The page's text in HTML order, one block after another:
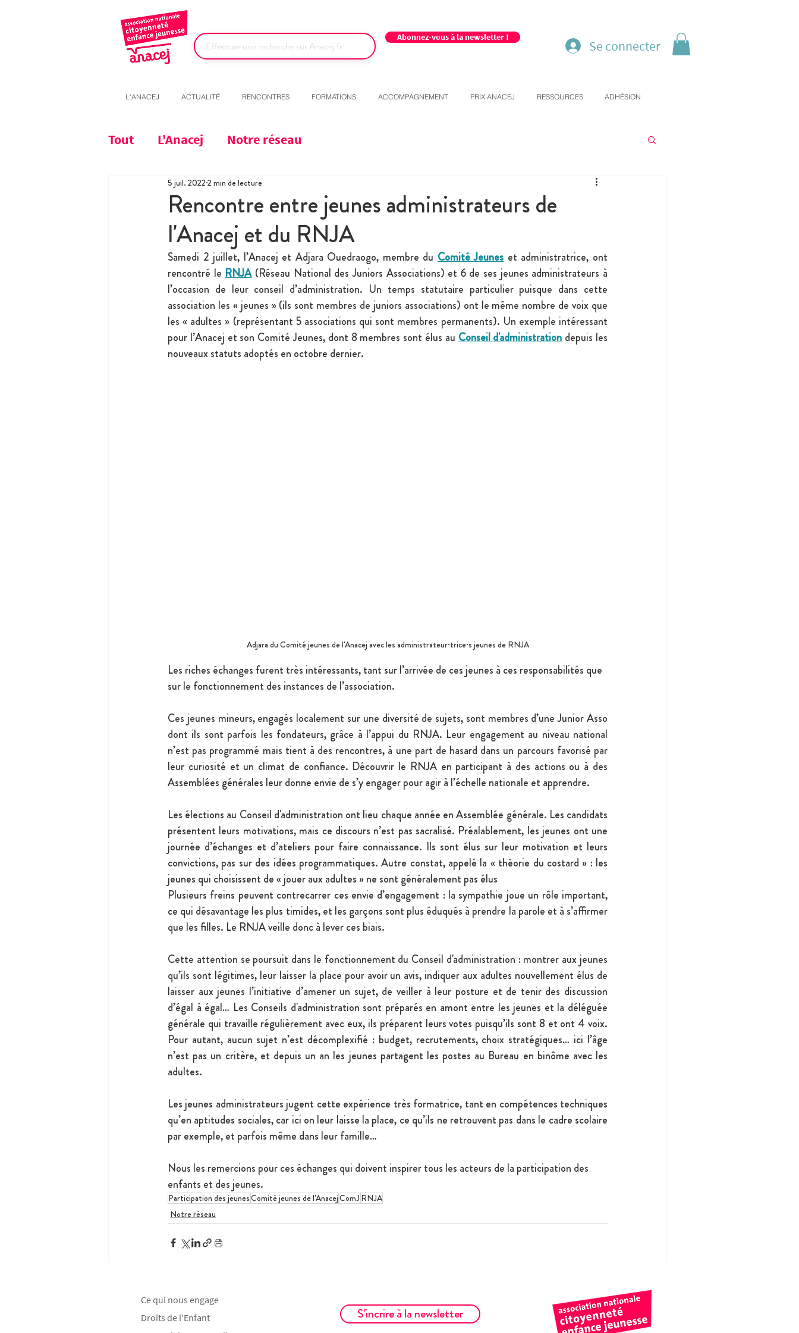
Abonnez-vous à la newsletter !
Se connecter
L'ANACEJ ACTUALITÉ RENCONTRES FORMATIONS ACCOMPAGNEMENT PRIX ANACEJ RESSOURCES ADHÉSION
Tout L'Anacej Notre réseau
Rencontre entre jeunes administrateurs de
l'Anacej et du RNJA
5 juil. 2022 2 min de lecture
Samedi 2 juillet, l’Anacej et Adjara Ouedraogo, membre du Comité Jeunes et administratrice, ont
rencontré le RNJA (Réseau National des Juniors Associations) et 6 de ses jeunes administrateurs à
l’occasion de leur conseil d’administration. Un temps statutaire particulier puisque dans cette
association les « jeunes » (ils sont membres de juniors associations) ont le même nombre de voix que
les « adultes » (représentant 5 associations qui sont membres permanents). Un exemple intéressant
pour l’Anacej et son Comité Jeunes, dont 8 membres sont élus au Conseil d'administration depuis les
nouveaux statuts adoptés en octobre dernier.
Adjara du Comité jeunes de l'Anacej avec les administrateur·trice·s jeunes de RNJA
Les riches échanges furent très intéressants, tant sur l’arrivée de ces jeunes à ces responsabilités que
sur le fonctionnement des instances de l’association.
Ces jeunes mineurs, engagés localement sur une diversité de sujets, sont membres d’une Junior Asso
dont ils sont parfois les fondateurs, grâce à l’appui du RNJA. Leur engagement au niveau national
n’est pas programmé mais tient à des rencontres, à une part de hasard dans un parcours favorisé par
leur curiosité et un climat de confiance. Découvrir le RNJA en participant à des actions ou à des
Assemblées générales leur donne envie de s’y engager pour agir à l’échelle nationale et apprendre.
Les élections au Conseil d'administration ont lieu chaque année en Assemblée générale. Les candidats
présentent leurs motivations, mais ce discours n’est pas sacralisé. Préalablement, les jeunes ont une
journée d’échanges et d’ateliers pour faire connaissance. Ils sont élus sur leur motivation et leurs
convictions, pas sur des idées programmatiques. Autre constat, appelé la « théorie du costard » : les
jeunes qui choisissent de « jouer aux adultes » ne sont généralement pas élus
Plusieurs freins peuvent contrecarrer ces envie d’engagement : la sympathie joue un rôle important,
ce qui désavantage les plus timides, et les garçons sont plus éduqués à prendre la parole et à s’affirmer
que les filles. Le RNJA veille donc à lever ces biais.
Cette attention se poursuit dans le fonctionnement du Conseil d'administration : montrer aux jeunes
qu’ils sont légitimes, leur laisser la place pour avoir un avis, indiquer aux adultes nouvellement élus de
laisser aux jeunes l’initiative d’amener un sujet, de veiller à leur posture et de tenir des discussion
d’égal à égal… Les Conseils d'administration sont préparés en amont entre les jeunes et la déléguée
générale qui travaille régulièrement avec eux, ils préparent leurs votes puisqu’ils sont 8 et ont 4 voix.
Pour autant, aucun sujet n’est décomplexifié : budget, recrutements, choix stratégiques… ici l’âge
n’est pas un critère, et depuis un an les jeunes partagent les postes au Bureau en binôme avec les
adultes.
Les jeunes administrateurs jugent cette expérience très formatrice, tant en compétences techniques
qu’en aptitudes sociales, car ici on leur laisse la place, ce qu’ils ne retrouvent pas dans le cadre scolaire
par exemple, et parfois même dans leur famille…
Nous les remercions pour ces échanges qui doivent inspirer tous les acteurs de la participation des
enfants et des jeunes.
Participation des jeunesComité jeunes de l'AnacejComJ RNJA
Notre réseau
Ce qui nous engage
Droits de l'Enfant
S'incrire à la newsletter